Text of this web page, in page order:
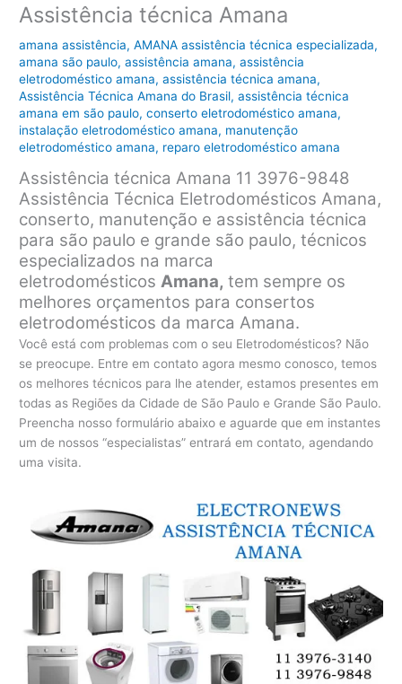
Assistência técnica Amana
amana assistência,AMANA assistência técnica especializada,
amana são paulo,assistência amana,assistência
eletrodoméstico amana,assistência técnica amana,
Assistência Técnica Amana do Brasil,assistência técnica
amana em são paulo,conserto eletrodoméstico amana,
instalação eletrodoméstico amana, manutenção
eletrodoméstico amana, reparo eletrodoméstico amana
Assistência técnica Amana 11 3976-9848
Assistência Técnica Eletrodomésticos Amana,
conserto, manutenção e assistência técnica
para são paulo e grande são paulo, técnicos
especializados na marca
eletrodomésticosAmana,tem sempre os
melhores orçamentos para consertos
eletrodomésticos da marca Amana.
Você está com problemas com o seu Eletrodomésticos? Não
se preocupe. Entre em contato agora mesmo conosco, temos
os melhores técnicos para lhe atender, estamos presentes em
todas as Regiões da Cidade de São Paulo e Grande São Paulo.
Preencha nosso formulário abaixo e aguarde que em instantes
um de nossos “especialistas” entrará em contato, agendando
uma visita.